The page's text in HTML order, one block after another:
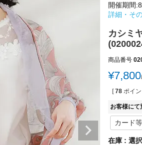
開催期間
詳細・そ
カシミ
商品番号
¥7,800
[ 78 ポイ
お客様に
在庫
選